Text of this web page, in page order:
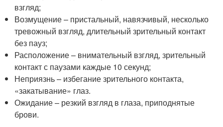
взгляд;
Возмущение – пристальный, навязчивый, несколько
тревожный взгляд, длительный зрительный контакт
без пауз;
Расположение – внимательный взгляд, зрительный
контакт с паузами каждые 10 секунд;
Неприязнь – избегание зрительного контакта,
«закатывание» глаз.
Ожидание – резкий взгляд в глаза, приподнятые
брови.